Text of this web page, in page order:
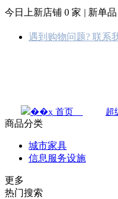
今日上新店铺 0 家 | 新单品
遇到购物问题? 联系
首页 超
商品分类
城市家具
信息服务设施
更多
热门搜索